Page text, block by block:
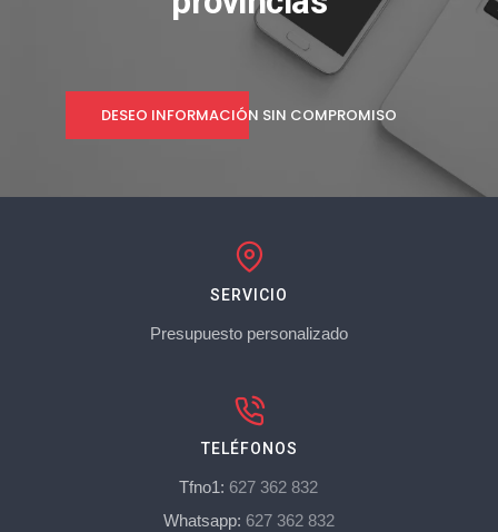
DESEO INFORMACIÓN SIN COMPROMISO
SERVICIO
Presupuesto personalizado
TELÉFONOS
Tfno1: 627 362 832
Whatsapp: 627 362 832